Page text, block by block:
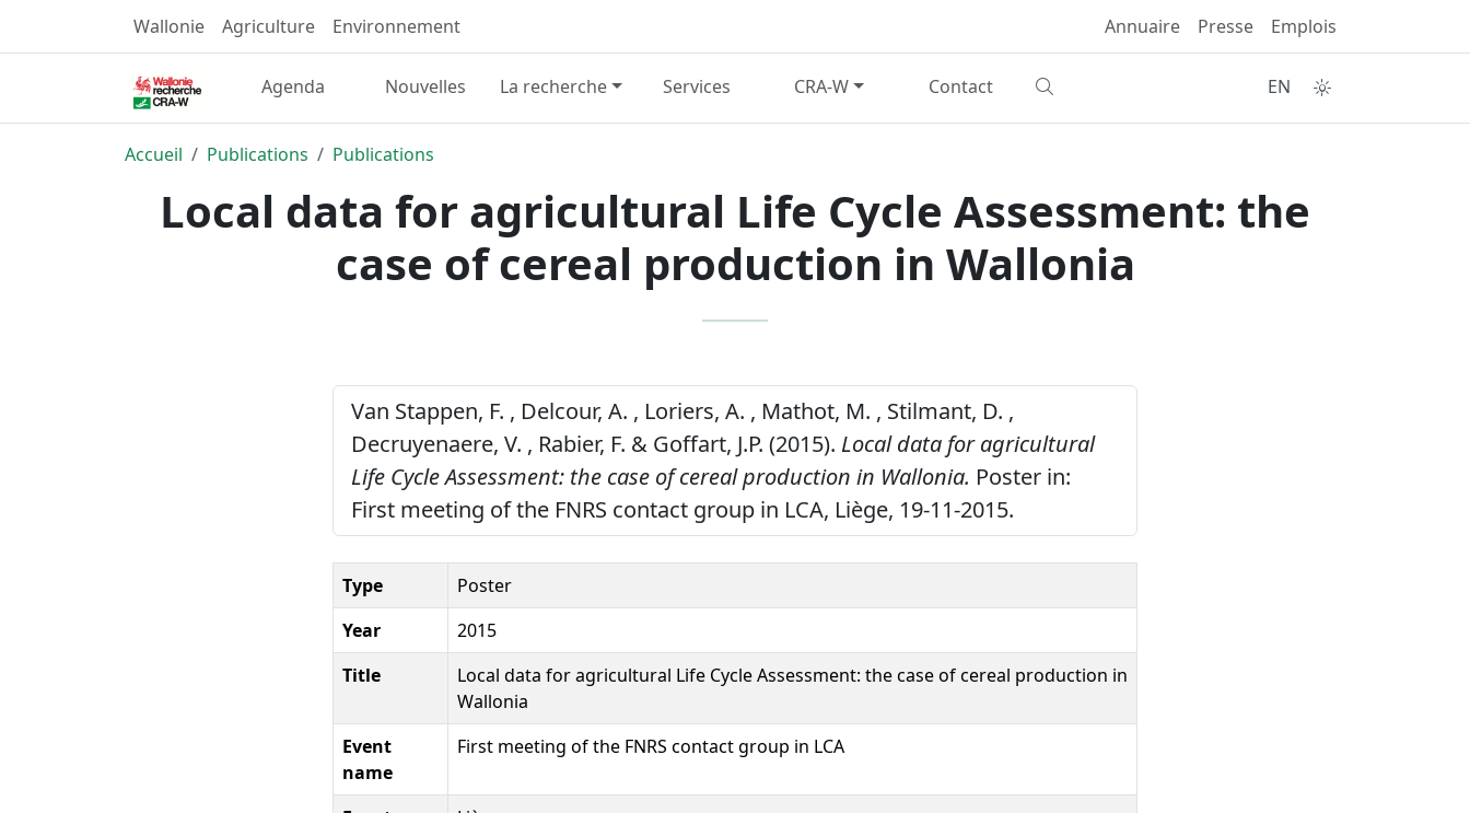
Wallonie Agriculture Environnement Annuaire Presse Emplois
Agenda Nouvelles La recherche Services CRA-W Contact EN
Accueil Publications Publications
Local data for agricultural Life Cycle Assessment: the
case of cereal production in Wallonia
Van Stappen, F. , Delcour, A. , Loriers, A. , Mathot, M. , Stilmant, D. ,
Decruyenaere, V. , Rabier, F. & Goffart, J.P. (2015). Local data for agricultural
Life Cycle Assessment: the case of cereal production in Wallonia. Poster in:
First meeting of the FNRS contact group in LCA, Liège, 19-11-2015.
Type
Poster
Year
2015
Title
Local data for agricultural Life Cycle Assessment: the case of cereal production in
Wallonia
Event
name
First meeting of the FNRS contact group in LCA